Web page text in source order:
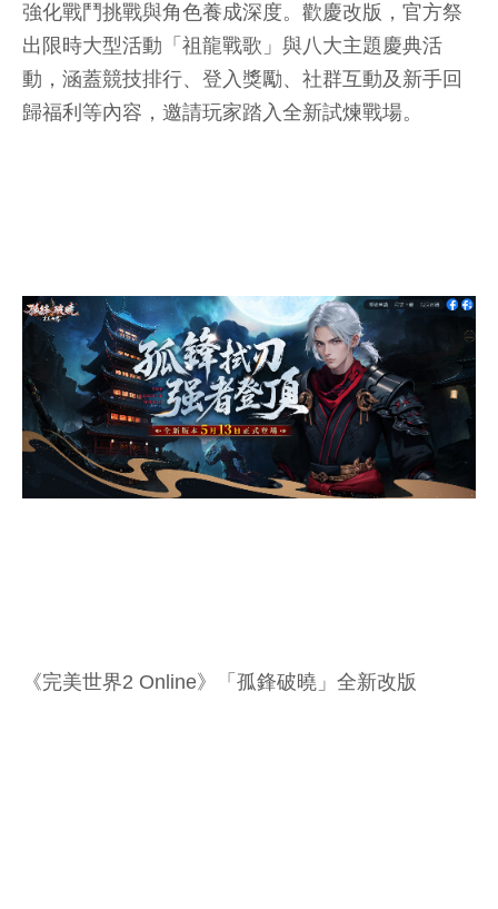
強化戰鬥挑戰與角色養成深度。歡慶改版，官方祭
出限時大型活動「祖龍戰歌」與八大主題慶典活
動，涵蓋競技排行、登入獎勵、社群互動及新手回
歸福利等內容，邀請玩家踏入全新試煉戰場。
《完美世界2 Online》「孤鋒破曉」全新改版